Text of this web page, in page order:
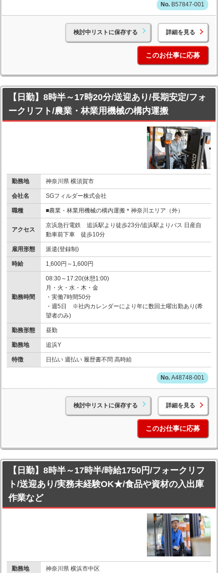
B57847-001
検討中リストに保存する 詳細を見る
このお仕事に応募
【日勤】8時半～17時20分/送迎あり/長期安定/フォ
ークリフト/農業・林業用機械の構内運搬
勤務地 神奈川県 横須賀市
会社名 SGフィルダー株式会社
職種 ■農業・林業用機械の構内運搬＊神奈川エリア（外）
アクセス
京浜急行電鉄 追浜駅より徒歩23分/追浜駅よりバス 日産自
動車前下車 徒歩10分
雇用形態 派遣(登録制)
時給 1,600円～1,600円
勤務時間
08:30～17:20(休憩1:00)
月・火・水・木・金
・実働7時間50分
・週5日 ※社内カレンダーにより年に数回土曜出勤あり(希
望者のみ)
勤務形態 昼勤
勤務地 追浜Y
特徴 日払い 週払い 履歴書不問 高時給
A48748-001
検討中リストに保存する 詳細を見る
このお仕事に応募
【日勤】8時半～17時半/時給1750円/フォークリフ
ト/送迎あり/実務未経験OK★/食品や資材の入出庫
作業など
勤務地 神奈川県 横浜市中区